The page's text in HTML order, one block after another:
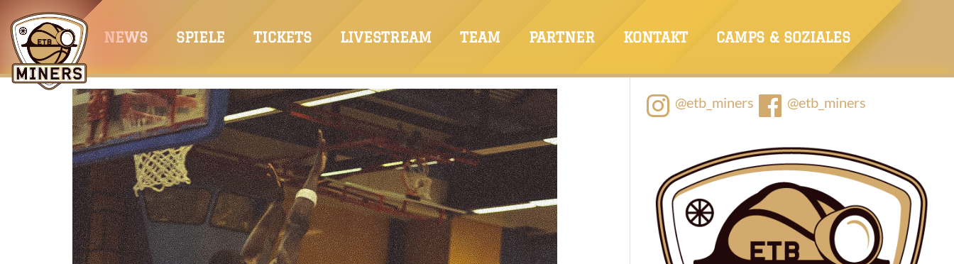
zum
Inhalt
NEWS SPIELE TICKETS LIVESTREAM TEAM PARTNER KONTAKT CAMPS & SOZIALES
@etb_miners @etb_miners